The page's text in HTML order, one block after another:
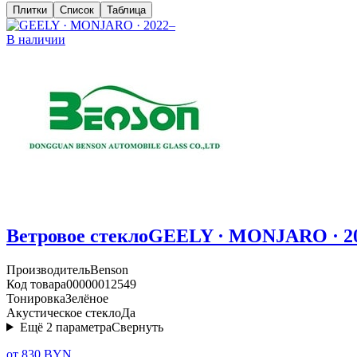
Плитки Список Таблица
В наличии
Ветровое стеклоGEELY · MONJARO ·
ПроизводительBenson
Код товара00000012549
ТонировкаЗелёное
Акустическое стеклоДа
Ещё 2 параметраСвернуть
от 830 BYN